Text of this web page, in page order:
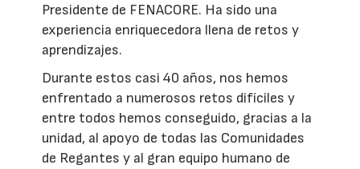
Presidente de FENACORE. Ha sido una
experiencia enriquecedora llena de retos y
aprendizajes.
Durante estos casi 40 años, nos hemos
enfrentado a numerosos retos difíciles y
entre todos hemos conseguido, gracias a la
unidad, al apoyo de todas las Comunidades
de Regantes y al gran equipo humano de